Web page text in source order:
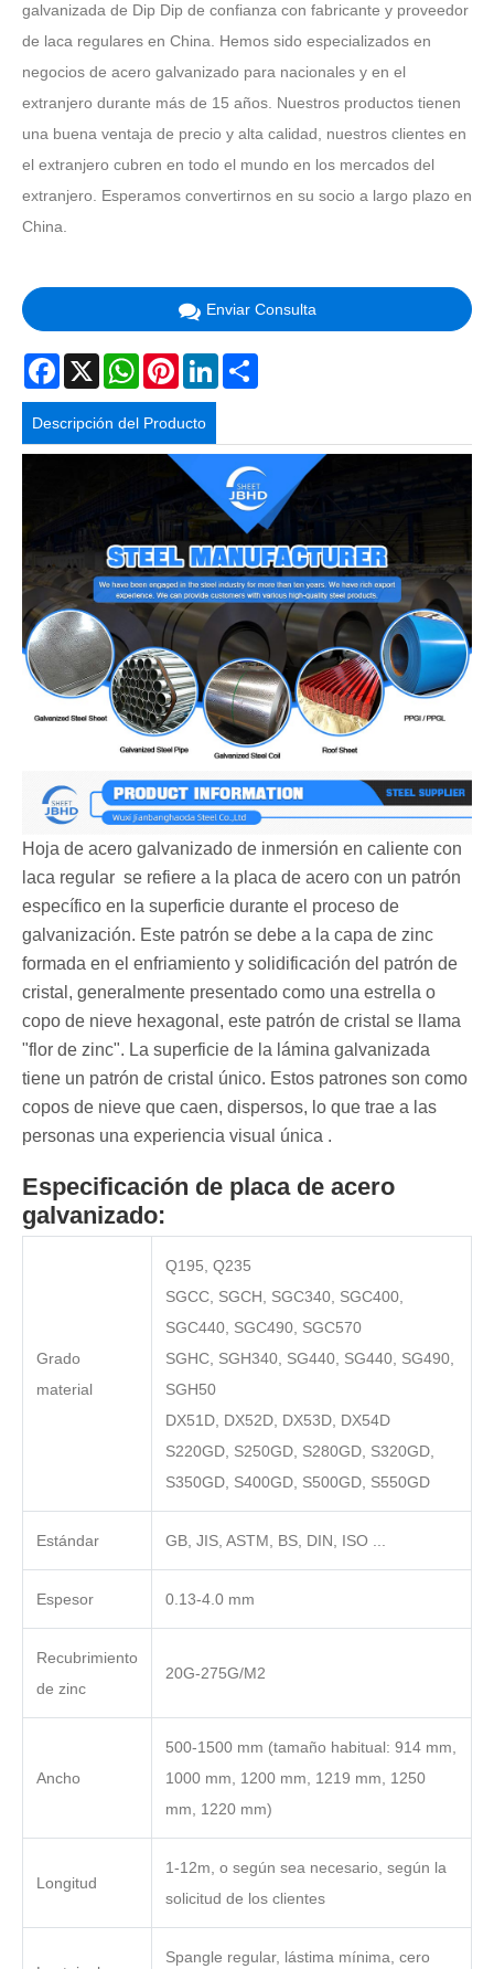
galvanizada de Dip Dip de confianza con fabricante y proveedor
de laca regulares en China. Hemos sido especializados en
negocios de acero galvanizado para nacionales y en el
extranjero durante más de 15 años. Nuestros productos tienen
una buena ventaja de precio y alta calidad, nuestros clientes en
el extranjero cubren en todo el mundo en los mercados del
extranjero. Esperamos convertirnos en su socio a largo plazo en
China.
Enviar Consulta
Facebook
X WhatsAppPinterestLinkedIn
Descripción del Producto
Hoja de acero galvanizado de inmersión en caliente con
laca regular ‌ se refiere a la placa de acero con un patrón
específico en la superficie durante el proceso de
galvanización. Este patrón se debe a la capa de zinc
formada en el enfriamiento y solidificación del patrón de
cristal, generalmente presentado como una estrella o
copo de nieve hexagonal, este patrón de cristal se llama
"flor de zinc". La superficie de la lámina galvanizada
tiene un patrón de cristal único. Estos patrones son como
copos de nieve que caen, dispersos, lo que trae a las
personas una experiencia visual única ‌.
Especificación de placa de acero
galvanizado:
Grado
material
Q195, Q235
SGCC, SGCH, SGC340, SGC400,
SGC440, SGC490, SGC570
SGHC, SGH340, SG440, SG440, SG490,
SGH50
DX51D, DX52D, DX53D, DX54D
S220GD, S250GD, S280GD, S320GD,
S350GD, S400GD, S500GD, S550GD
Estándar GB, JIS, ASTM, BS, DIN, ISO ...
Espesor 0.13-4.0 mm
Recubrimiento
de zinc
20G-275G/M2
Ancho
500-1500 mm (tamaño habitual: 914 mm,
1000 mm, 1200 mm, 1219 mm, 1250
mm, 1220 mm)
Longitud
1-12m, o según sea necesario, según la
solicitud de los clientes
Spangle regular, lástima mínima, cero